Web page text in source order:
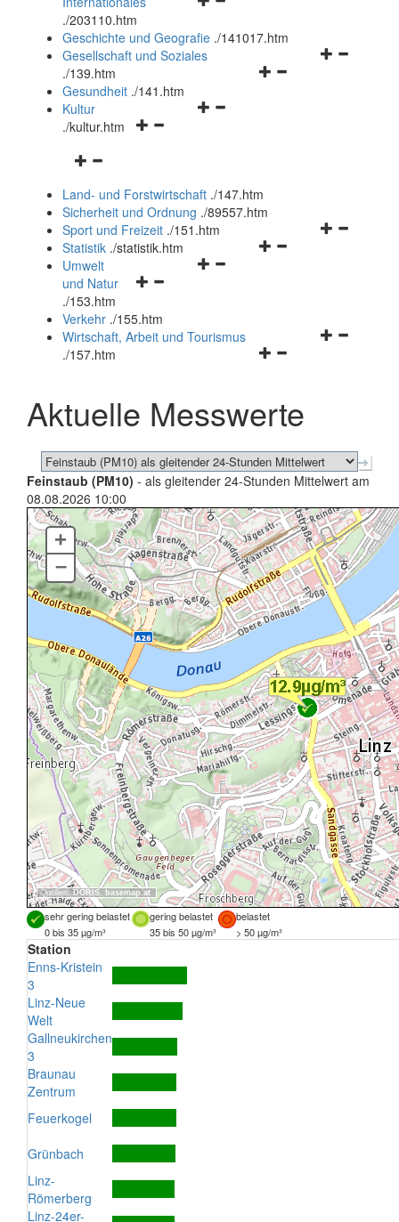
und
schließen
./203110.htm
Geschichte und Geografie ./141017.htm
Navigationsmenü
Gesellschaft und Soziales
./139.htm
Navigationsmenü
Gesundheit ./141.htm
Navigationsmenü
Kultur
./kultur.htm
Navigationsmenü
und
schließen
Land- und Forstwirtschaft ./147.htm
Sicherheit und Ordnung ./89557.htm
Navigationsmenü
Sport und Freizeit ./151.htm
Navigationsmenü
Statistik ./statistik.htm
Navigationsmenü
und
schließen
Umwelt
und Natur
./153.htm
Verkehr ./155.htm
Navigationsmenü
schließen
Wirtschaft, Arbeit und Tourismus
./157.htm
Aktuelle Messwerte
Feinstaub (PM10) - als gleitender 24-Stunden Mittelwert am
08.08.2026 10:00
Quellen:DORIS, basemap.at
+
–
sehr gering belastet gering belastet
belastet
0 bis 35 µg/m³
35 bis 50 µg/m³ > 50 µg/m³
Station
Enns-Kristein
3
Linz-Neue
Welt
Gallneukirchen
3
Braunau
Zentrum
Feuerkogel
Grünbach
Linz-
Römerberg
Linz-24er-